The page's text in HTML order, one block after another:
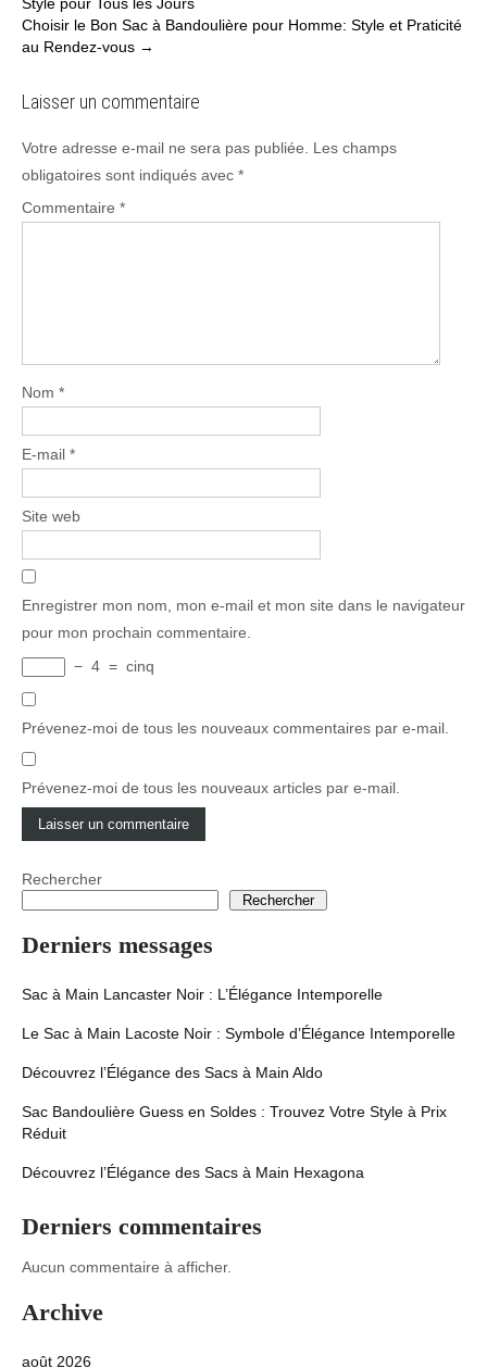
navigation
Choisir le Bon Sac à Bandoulière pour Homme: Style et Praticité
au Rendez-vous →
Laisser un commentaire
Votre adresse e-mail ne sera pas publiée.
Les champs
obligatoires sont indiqués avec *
Commentaire *
Nom *
E-mail *
Site web
Enregistrer mon nom, mon e-mail et mon site dans le navigateur
pour mon prochain commentaire.
− 4 = cinq
Prévenez-moi de tous les nouveaux commentaires par e-mail.
Prévenez-moi de tous les nouveaux articles par e-mail.
Rechercher
Rechercher
Derniers messages
Sac à Main Lancaster Noir : L’Élégance Intemporelle
Le Sac à Main Lacoste Noir : Symbole d’Élégance Intemporelle
Découvrez l’Élégance des Sacs à Main Aldo
Sac Bandoulière Guess en Soldes : Trouvez Votre Style à Prix
Réduit
Découvrez l’Élégance des Sacs à Main Hexagona
Derniers commentaires
Aucun commentaire à afficher.
Archive
août 2026